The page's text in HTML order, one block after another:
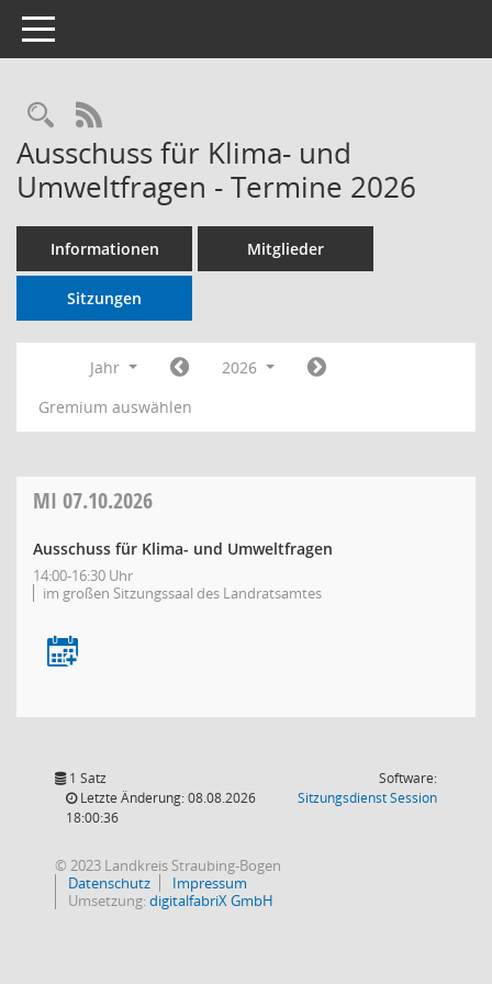
Toggle navigation
RSS-Feed
Ausschuss für Klima- und
Umweltfragen - Termine 2026
Informationen Mitglieder
Sitzungen
Jahr
2026
Gremium auswählen
MI 07.10.2026
Ausschuss für Klima- und Umweltfragen
14:00-16:30 Uhr
im großen Sitzungssaal des Landratsamtes
1 Satz
Letzte Änderung: 08.08.2026
18:00:36
Software:
SitzungsdienstSession(Wird in
© 2023 Landkreis Straubing-Bogen
Datenschutz
Impressum
Umsetzung:digitalfabriX GmbH